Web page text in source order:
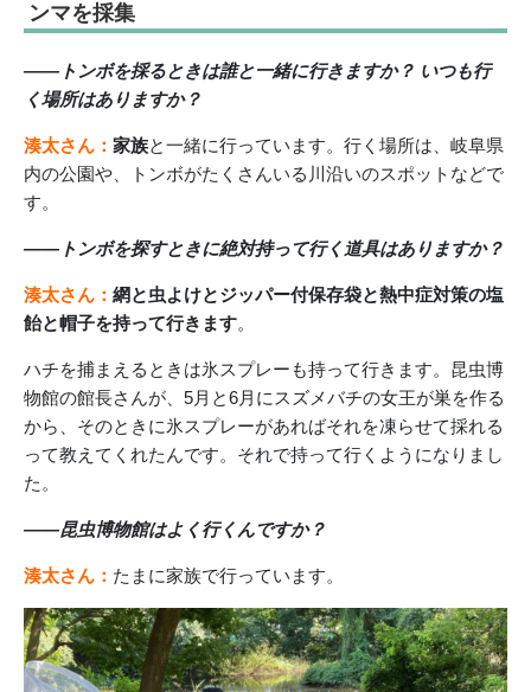
ンマを採集
――トンボを採るときは誰と一緒に行きますか？ いつも行
く場所はありますか？
湊太さん： 家族と一緒に行っています。行く場所は、岐阜県
内の公園や、トンボがたくさんいる川沿いのスポットなどで
す。
――トンボを探すときに絶対持って行く道具はありますか？
湊太さん： 網と虫よけとジッパー付保存袋と熱中症対策の塩
飴と帽子を持って行きます。
ハチを捕まえるときは氷スプレーも持って行きます。昆虫博
物館の館長さんが、5月と6月にスズメバチの女王が巣を作る
から、そのときに氷スプレーがあればそれを凍らせて採れる
って教えてくれたんです。それで持って行くようになりまし
た。
――昆虫博物館はよく行くんですか？
湊太さん： たまに家族で行っています。